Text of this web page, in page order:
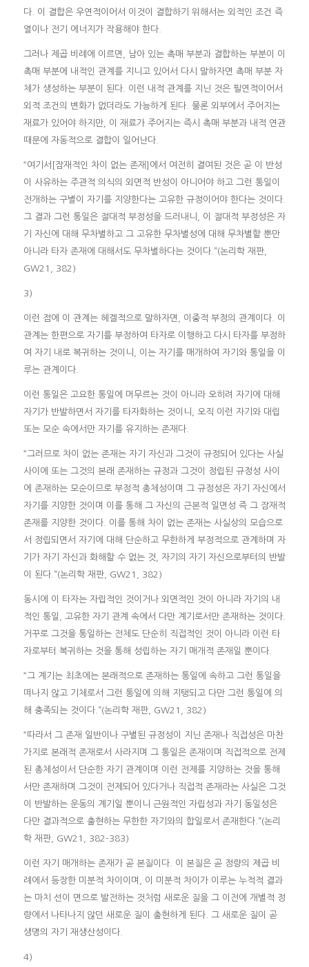
다. 이 결합은 우연적이어서 이것이 결합하기 위해서는 외적인 조건 즉
열이나 전기 에너지가 작용해야 한다.
그러나 제곱 비례에 이르면, 남아 있는 촉매 부분과 결합하는 부분이 이
촉매 부분에 내적인 관계를 지니고 있어서 다시 말하자면 촉매 부분 자
체가 생성하는 부분이 된다. 이런 내적 관계를 지닌 것은 필연적이어서
외적 조건의 변화가 없더라도 가능하게 된다. 물론 외부에서 주어지는
재료가 있어야 하지만, 이 재료가 주어지는 즉시 촉매 부분과 내적 연관
때문에 자동적으로 결합이 일어난다.
“여기서[잠재적인 차이 없는 존재]에서 여전히 결여된 것은 곧 이 반성
이 사유하는 주관적 의식의 외면적 반성이 아니어야 하고 그런 통일이
전개하는 구별이 자기를 지양한다는 고유한 규정이어야 한다는 것이다.
그 결과 그런 통일은 절대적 부정성을 드러내니, 이 절대적 부정성은 자
기 자신에 대해 무차별하고 그 고유한 무차별성에 대해 무차별할 뿐만
아니라 타자 존재에 대해서도 무차별하다는 것이다.”(논리학 재판,
GW21, 382)
3)
이런 점에 이 관계는 헤겔적으로 말하자면, 이중적 부정의 관계이다. 이
관계는 한편으로 자기를 부정하여 타자로 이행하고 다시 타자를 부정하
여 자기 내로 복귀하는 것이니, 이는 자기를 매개하여 자기와 통일을 이
루는 관계이다.
이런 통일은 고요한 통일에 머무르는 것이 아니라 오히려 자기에 대해
자기가 반발하면서 자기를 타자화하는 것이니, 오직 이런 자기와 대립
또는 모순 속에서만 자기를 유지하는 존재다.
“그러므로 차이 없는 존재는 자기 자신과 그것이 규정되어 있다는 사실
사이에 또는 그것의 본래 존재하는 규정과 그것이 정립된 규정성 사이
에 존재하는 모순이므로 부정적 총체성이며 그 규정성은 자기 자신에서
자기를 지양한 것이며 이를 통해 그 자신의 근본적 일면성 즉 그 잠재적
존재를 지양한 것이다. 이를 통해 차이 없는 존재는 사실상의 모습으로
서 정립되면서 자기에 대해 단순하고 무한하게 부정적으로 관계하며 자
기가 자기 자신과 화해할 수 없는 것, 자기의 자기 자신으로부터의 반발
이 된다.”(논리학 재판, GW21, 382)
동시에 이 타자는 자립적인 것이거나 외면적인 것이 아니라 자기의 내
적인 통일, 고유한 자기 관계 속에서 다만 계기로서만 존재하는 것이다.
거꾸로 그것을 통일하는 전체도 단순히 직접적인 것이 아니라 이런 타
자로부터 복귀하는 것을 통해 성립하는 자기 매개적 존재일 뿐이다.
“그 계기는 최초에는 본래적으로 존재하는 통일에 속하고 그런 통일을
떠나지 않고 기체로서 그런 통일에 의해 지탱되고 다만 그런 통일에 의
해 충족되는 것이다.”(논리학 재판, GW21, 382)
“따라서 그 존재 일반이나 구별된 규정성이 지닌 존재나 직접성은 마찬
가지로 본래적 존재로서 사라지며 그 통일은 존재이며 직접적으로 전제
된 총체성이서 단순한 자기 관계이며 이런 전제를 지양하는 것을 통해
서만 존재하며 그것이 전제되어 있다거나 직접적 존재라는 사실은 그것
이 반발하는 운동의 계기일 뿐이니 근원적인 자립성과 자기 동일성은
다만 결과적으로 출현하는 무한한 자기와의 합일로서 존재한다.”(논리
학 재판, GW21, 382-383)
이런 자기 매개하는 존재가 곧 본질이다. 이 본질은 곧 정량의 제곱 비
례에서 등장한 미분적 차이이며, 이 미분적 차이가 이루는 누적적 결과
는 마치 선이 면으로 발전하는 것처럼 새로운 질을 그 이전에 개별적 정
량에서 나타나지 않던 새로운 질이 출현하게 된다. 그 새로운 질이 곧
생명의 자기 재생산성이다.
4)